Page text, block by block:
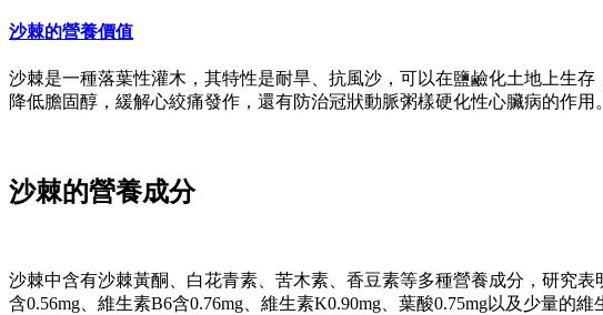
沙棘的營養價值
沙棘是一種落葉性灌木，其特性是耐旱、抗風沙，可以在鹽鹼化土地上生
降低膽固醇，緩解心絞痛發作，還有防治冠狀動脈粥樣硬化性心臟病的作用。
沙棘的營養成分
沙棘中含有沙棘黃酮、白花青素、苦木素、香豆素等多種營養成分，研究表
含0.56mg、維生素B6含0.76mg、維生素K0.90mg、葉酸0.75mg以及少量的維